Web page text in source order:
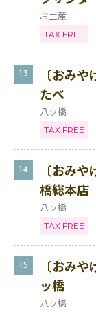
お土産
TAX FREE
13
〔おみ
たべ
八ッ橋
TAX FREE
14
〔おみ
橋総本店
八ッ橋
TAX FREE
15
〔おみ
ッ橋
八ッ橋